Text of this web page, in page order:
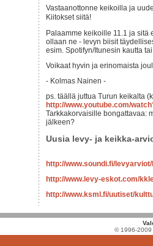
Vastaanottonne keikoilla ja
Kiitokset siitä!
Palaamme keikoille 11.1 ja
ollaan ne - levyn biisit
esim. Spotifyn/Itunesin kautta
Voikaat hyvin ja erinomaista
- Kolmas Nainen -
ps. täällä juttua Turun keikalta
http://www.youtube.com/
Tarkkakorvaisille bongattavaa:
jälkeen?
Uusia levy- ja keikka-
http://www.soundi.fi/
http://www.levy-eskot.com/
http://www.ksml.fi/uutiset/
© 1996-2009